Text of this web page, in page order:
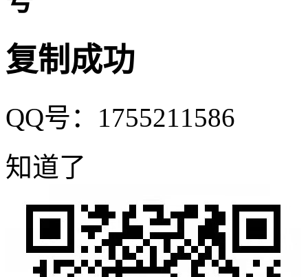
复制成功
QQ号：1755211586
知道了